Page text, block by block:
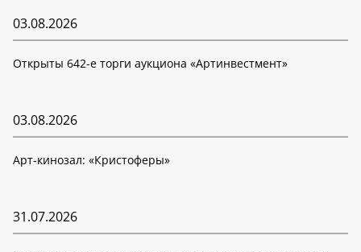
03.08.2026
Открыты 642-е торги аукциона «Артинвестмент»
03.08.2026
Арт-кинозал: «Кристоферы»
31.07.2026